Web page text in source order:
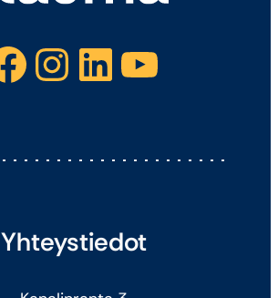
Facebook Instagram LinkedIn YouTube
Yhteystiedot